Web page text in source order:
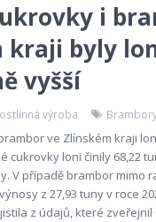
i
kraji byly
vyšší
výroba
ve Zlínském kraji
cukrovky loni činily 68,22
V případě brambor mimo
z 27,93 tuny v roce
z údajů, které